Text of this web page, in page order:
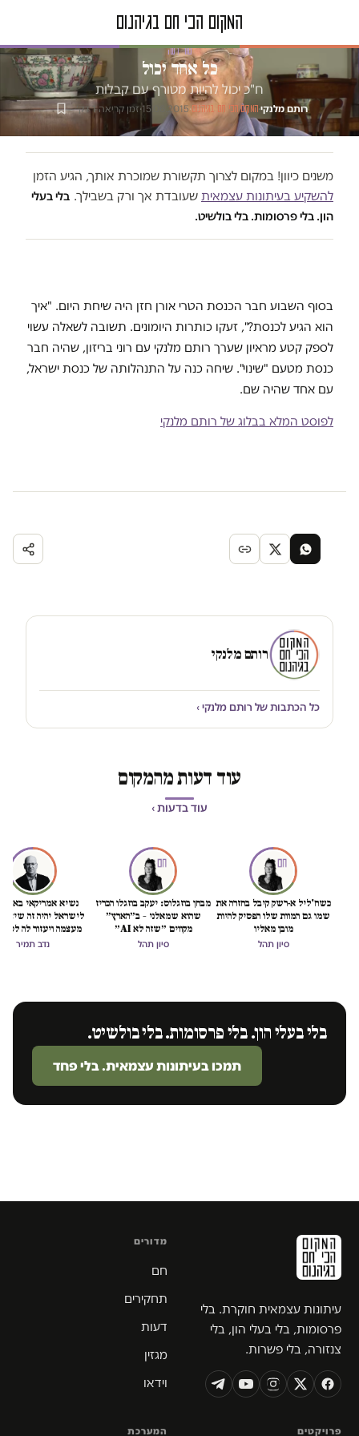
טור דעה
כל אחד יכול
ח"כ יכול להיות מטורף עם קבלות
רותם מלנקי·המקום הכי חם בגיהנום·
15.06.2015
·זמן קריאה 1 דק׳
משנים כיוון! במקום לצרוך תקשורת שמוכרת אותך, הגיע הזמן
להשקיע בעיתונות עצמאית שעובדת אך ורק בשבילך. בלי בעלי
הון. בלי פרסומות. בלי בולשיט.
בסוף השבוע חבר הכנסת הטרי אורן חזן היה שיחת היום. "איך
הוא הגיע לכנסת?", זעקו כותרות היומונים. תשובה לשאלה עשוי
לספק קטע מראיון שערך רותם מלנקי עם רוני בריזון, שהיה חבר
כנסת מטעם "שינוי". שיחה כנה על התנהלותה של כנסת ישראל,
עם אחד שהיה שם.
לפוסט המלא בבלוג של רותם מלנקי
רותם מלנקי
כל הכתבות של רותם מלנקי ›
עוד דעות מהמקום
עוד בדעות ›
כשח'ליל א-רשק קיבל בחזרה את
שמו גם המוות שלו הפסיק להיות
מובן מאליו
סיון תהל
מבחן בוזגלוס: יעקב בוזגלו הכריז
שהוא שמאלני – ב״הארץ״
מקווים ״שזה לא AI״
סיון תהל
נשיא אמריקאי באמת
לישראל יהיה זה
מעצמה ויעזור לה
הכיבוש
נדב תמיר
בלי בעלי הון. בלי פרסומות. בלי בולשיט.
תמכו בעיתונות עצמאית. בלי פחד
עיתונות עצמאית חוקרת. בלי
פרסומות, בלי בעלי הון, בלי
צנזורה, בלי פשרות.
מדורים
חם
תחקירים
דעות
מגזין
וידאו
פרויקטים המערכת